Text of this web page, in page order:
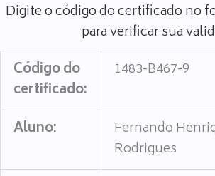
Digite o código do certificado no
para verificar sua
Código do
certificado:
1483-B467-9
Aluno:
Fernando
Rodrigues